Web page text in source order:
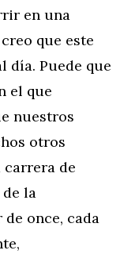
en una
que este
día. Puede que
el que
nuestros
otros
carrera de
la
once, cada